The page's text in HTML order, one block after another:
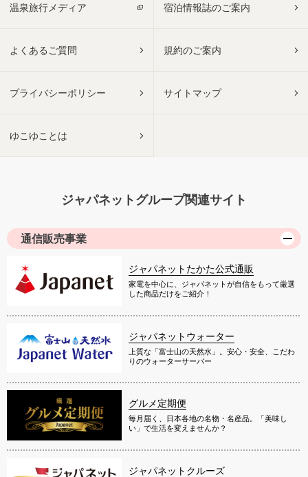
温泉旅行メディア 宿泊情報誌のご案内
よくあるご質問 規約のご案内
プライバシーポリシー サイトマップ
ゆこゆことは
ジャパネットグループ関連サイト
通信販売事業
ジャパネットたかた公式通販
家電を中心に、ジャパネットが自信をもって厳選
した商品だけをご紹介！
ジャパネットウォーター
上質な「富士山の天然水」。安心・安全、こだわ
りのウォーターサーバー
グルメ定期便
毎月届く、日本各地の名物・名産品。「美味し
い」で生活を変えませんか？
ジャパネットクルーズ